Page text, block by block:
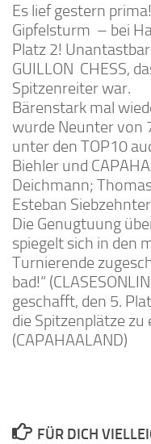
Es lief gestern
Gipfelsturm – bei
Platz 2!
GUILLON CHESS,
Spitzenreiter war.
Bärenstark mal
wurde Neunter von
unter den TOP10
Biehler und
Deichmann;
Esteban
Die Genugtuung
spiegelt sich in den
Turnierende
bad!“
geschafft, den 5.
die Spitzenplätze zu
(CAPAHAALAND)
FÜR DICH